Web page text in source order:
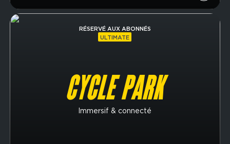
RÉSERVÉ AUX ABONNÉS
ULTIMATE
CYCLE PARK
Immersif & connecté
Image